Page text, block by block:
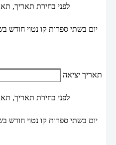
לפני בחירת תאריך,
יום בשתי ספרות קו נטוי חודש
תאריך יציאה
לפני בחירת תאריך,
יום בשתי ספרות קו נטוי חודש